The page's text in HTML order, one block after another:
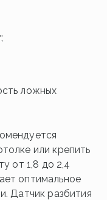
ложных
или крепить
от 1,8 до 2,4
оптимальное
Датчик разбития